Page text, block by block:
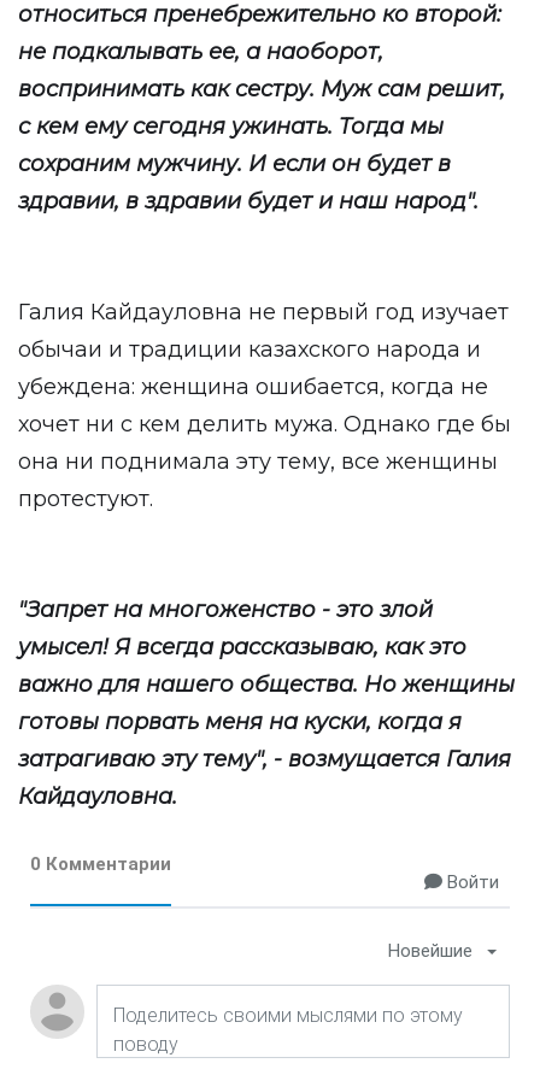
относиться пренебрежительно ко второй:
не подкалывать ее, а наоборот,
воспринимать как сестру. Муж сам решит,
с кем ему сегодня ужинать. Тогда мы
сохраним мужчину. И если он будет в
здравии, в здравии будет и наш народ".
Галия Кайдауловна не первый год изучает
обычаи и традиции казахского народа и
убеждена: женщина ошибается, когда не
хочет ни с кем делить мужа. Однако где бы
она ни поднимала эту тему, все женщины
протестуют.
"Запрет на многоженство - это злой
умысел! Я всегда рассказываю, как это
важно для нашего общества. Но женщины
готовы порвать меня на куски, когда я
затрагиваю эту тему", - возмущается Галия
Кайдауловна.
0 Комментарии
Войти
Новейшие